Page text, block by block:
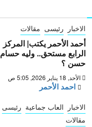
الاخبار رئيسى مقالات
أحمد الأحمر يكتب| المركز
الرابع مستحق.. وليه حسام
حسن ؟
الأحد, 18 يناير 2026, 5:05 ص
احمد الأحمر
الاخبار العاب جماعية رئيسى
مقالات